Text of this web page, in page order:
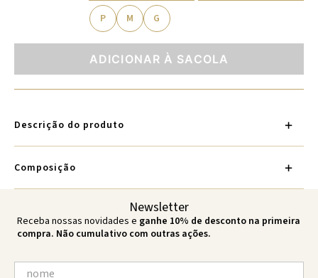
P M G
ADICIONAR À SACOLA
Descrição do produto
Composição
Newsletter
Receba nossas novidades e ganhe 10% de desconto na primeira
compra. Não cumulativo com outras ações.